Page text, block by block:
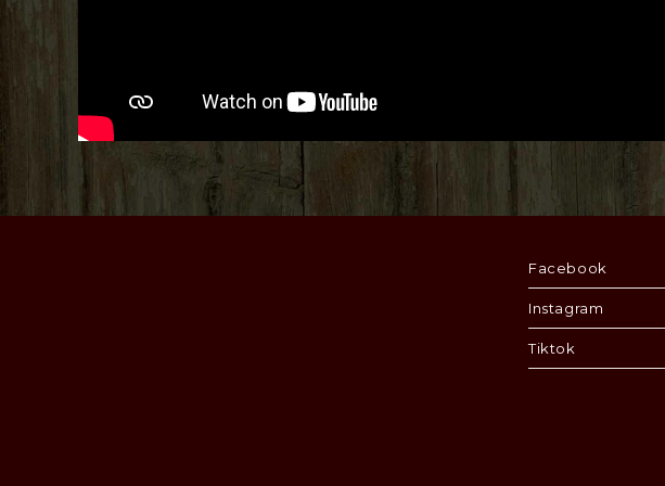
Facebook
Instagram
Tiktok